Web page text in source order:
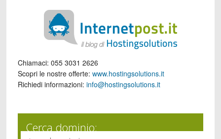
Chiamaci: 055 3031 2626
Scopri le nostre offerte: www.hostingsolutions.it
Richiedi informazioni: info@hostingsolutions.it
Cerca dominio: